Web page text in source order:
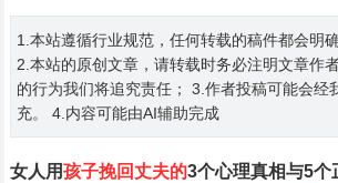
1.本站遵循行业规范，任何转载的稿件都会明
2.本站的原创文章，请转载时务必注明文章作
的行为我们将追究责任； 3.作者投稿可能会经
充。 4.内容可能由AI辅助完成
女人用孩子挽回丈夫的3个心理真相与5个